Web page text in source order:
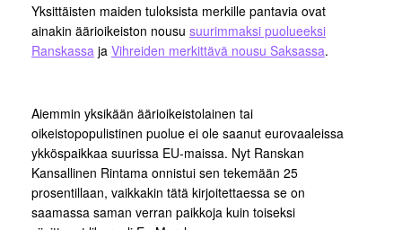
Yksittäisten maiden tuloksista merkille pantavia ovat
ainakin äärioikeiston nousu suurimmaksi puolueeksi
Ranskassa ja Vihreiden merkittävä nousu Saksassa.
Aiemmin yksikään äärioikeistolainen tai
oikeistopopulistinen puolue ei ole saanut eurovaaleissa
ykköspaikkaa suurissa EU-maissa. Nyt Ranskan
Kansallinen Rintama onnistui sen tekemään 25
prosentillaan, vaikkakin tätä kirjoitettaessa se on
saamassa saman verran paikkoja kuin toiseksi